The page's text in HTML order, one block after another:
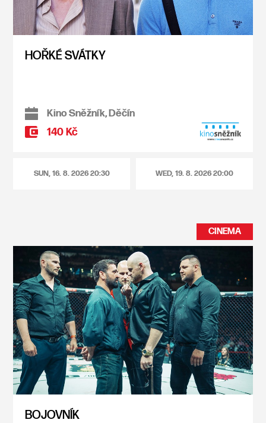
HOŘKÉ SVÁTKY
Kino Sněžník, Děčín
140 Kč
SUN, 16. 8. 202620:30 WED, 19. 8. 202620:00
CINEMA
BOJOVNÍK